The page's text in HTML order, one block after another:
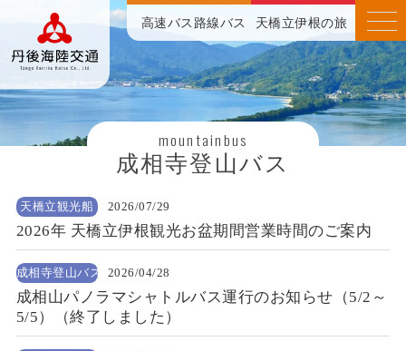
高速バス 路線バス 天橋立伊根の旅
mountainbus
成相寺登山バス
天橋立観光船 2026/07/29
2026年 天橋立伊根観光お盆期間営業時間のご案内
成相寺登山バス 2026/04/28
成相山パノラマシャトルバス運行のお知らせ（5/2～
5/5）（終了しました）